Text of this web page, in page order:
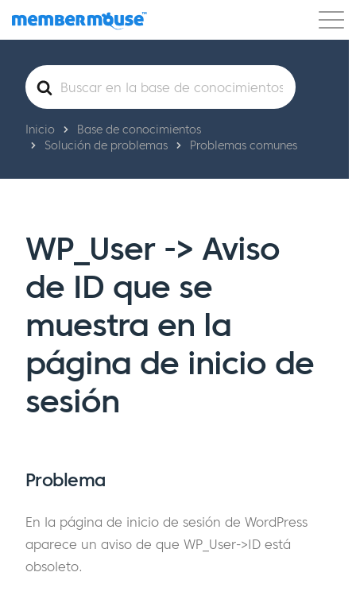
Características Clientes Precios
Podcast Acceso de clientes Ayuda
Comenzar
Buscar
Inicio
Base de conocimientos
Solución de problemas
Problemas comunes
WP_User -> Aviso
de ID que se
muestra en la
página de inicio de
sesión
Problema
En la página de inicio de sesión de WordPress
aparece un aviso de que WP_User->ID está
obsoleto.